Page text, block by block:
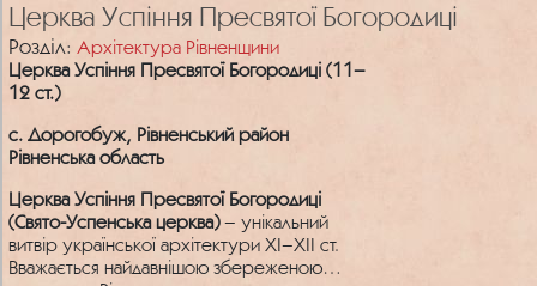
Церква Успіння Пресвятої Богородиці
Розділ: Архітектура Рівненщини
Церква Успіння Пресвятої Богородиці (11–
12 ст.)
с. Дорогобуж, Рівненський район
Рівненська область
Церква Успіння Пресвятої Богородиці
(Свято-Успенська церква)– унікальний
витвір української архітектури ХІ–ХІІ ст.
Вважається найдавнішою збереженою